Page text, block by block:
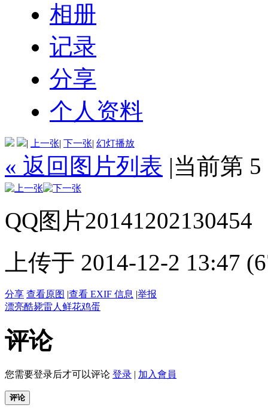
相册
记录
分享
个人资料
| 上一张| 下一张| 幻灯播放
« 返回图片列表 |当前第 5
QQ图片20141202130454
上传于 2014-12-2 13:47
分享 查看原图 |查看 EXIF 信息 |举报
漂亮酷毙雷人 鲜花鸡蛋
评论
您需要登录后才可以评论 登录 | 加入會員
评论